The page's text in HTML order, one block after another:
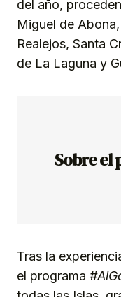
del año,
Miguel de
Realejos, Santa
de La Laguna y
Sobre el
Tras la
el programa